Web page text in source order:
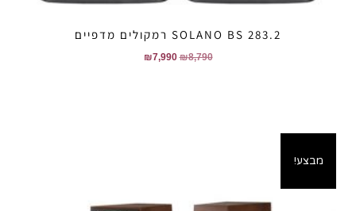
SOLANO BS 283.2 רמקולים מדפיים
₪8,790
₪7,990
מבצע!